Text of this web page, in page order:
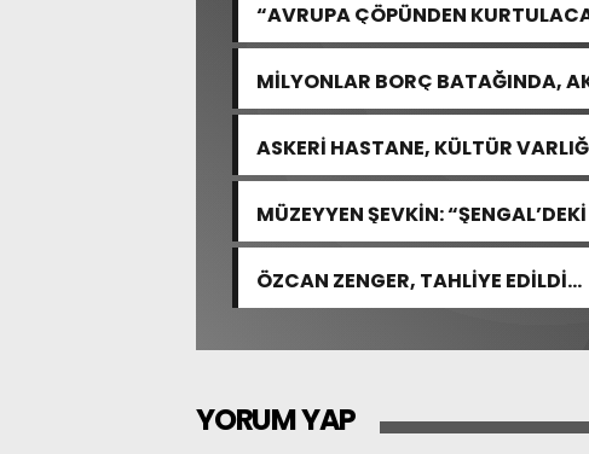
“AVRUPA ÇÖPÜNDEN
MİLYONLAR BORÇ BATAĞINDA,
“ARAŞTIRMAYALIM!”
ASKERİ HASTANE, KÜLTÜR
MÜZEYYEN ŞEVKİN:
ACISIDIR”
ÖZCAN ZENGER, TAHLİYE EDİLDİ…
YORUM YAP